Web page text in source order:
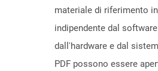
materiale di riferimento
indipendente dal
dall'hardware e dal
PDF possono essere